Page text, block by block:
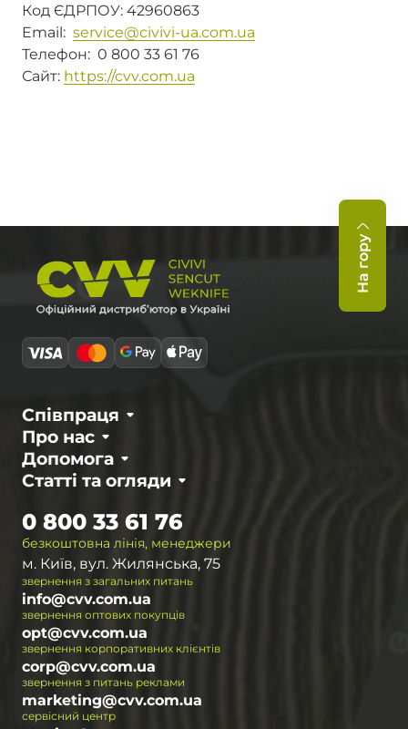
Код ЄДРПОУ: 42960863
Email: service@civivi-ua.com.ua
Телефон: 0 800 33 61 76
Сайт: https://cvv.com.ua
На гору
Про нас
Співпраця
Статті та огляди
Допомога
безкоштовна лінія, менеджери
0 800 33 61 76
м. Київ, вул. Жилянська, 75
звернення з загальних питань
info@cvv.com.ua
звернення оптових покупців
opt@cvv.com.ua
звернення корпоративних клієнтів
corp@cvv.com.ua
звернення з питань реклами
marketing@cvv.com.ua
сервісний центр